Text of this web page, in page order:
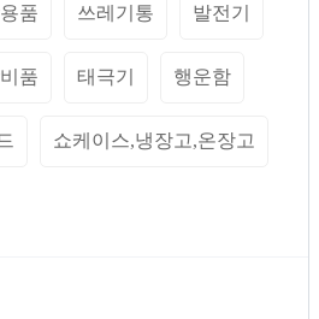
품 쓰레기통 발전기
품 태극기 행운함
쇼케이스,냉장고,온장고